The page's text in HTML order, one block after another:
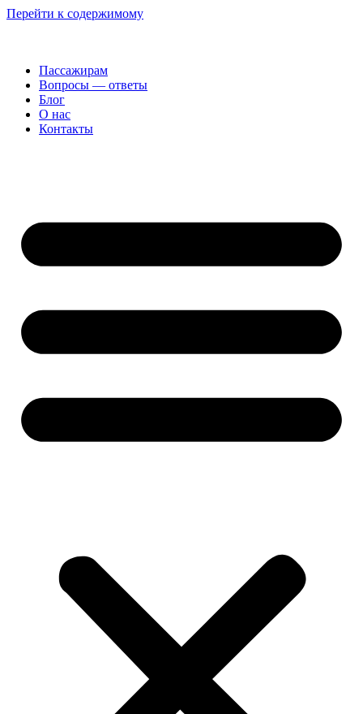
Перейти к содержимому
Пассажирам
Вопросы — ответы
Блог
О нас
Контакты